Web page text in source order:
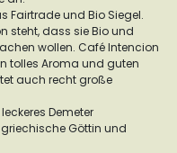
Fairtrade und Bio Siegel.
steht, dass sie Bio und
wollen. Café Intencion
tolles Aroma und guten
auch recht große
Demeter
griechische Göttin und